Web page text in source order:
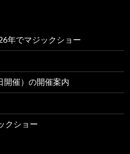
年でマジックショー
開催）の開催案内
クショー